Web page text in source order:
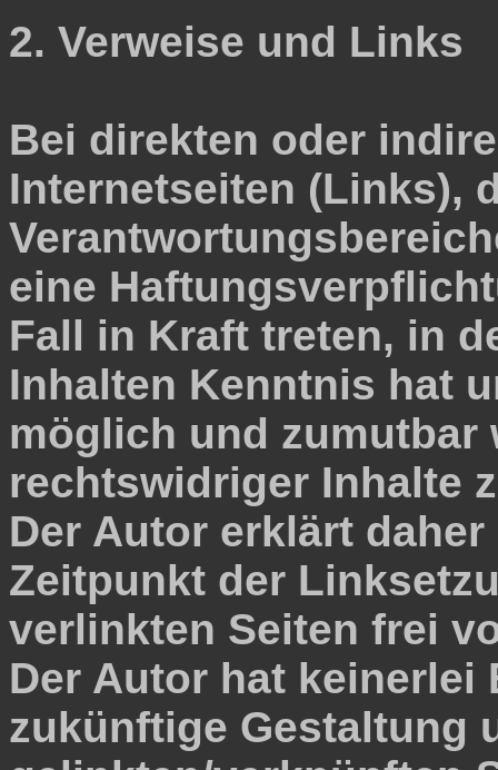
2. Verweise und Links
Bei direkten oder
Internetseiten (Links),
eine
Fall in Kraft treten, in
Inhalten Kenntnis hat
möglich und zumutbar
rechtswidriger Inhalte
Der Autor erklärt
Zeitpunkt der
verlinkten Seiten frei
Der Autor hat
zukünftige Gestaltung